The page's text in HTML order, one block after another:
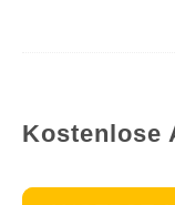
Kostenlose